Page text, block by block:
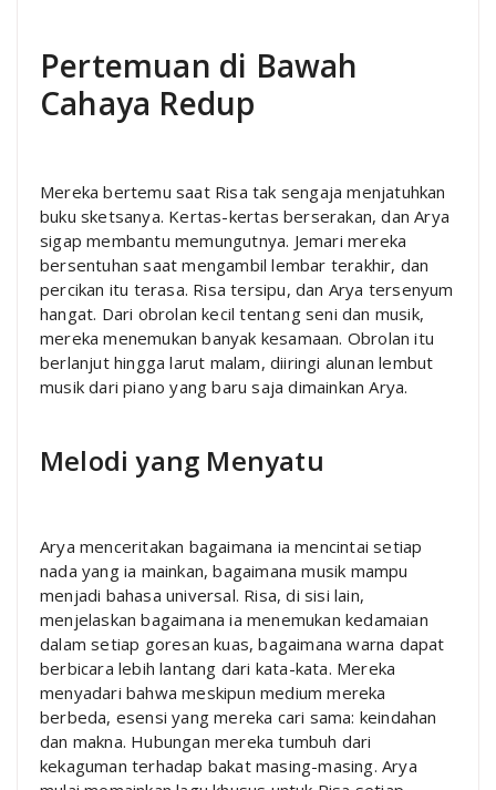
Pertemuan di Bawah
Cahaya Redup
Mereka bertemu saat Risa tak sengaja menjatuhkan
buku sketsanya. Kertas-kertas berserakan, dan Arya
sigap membantu memungutnya. Jemari mereka
bersentuhan saat mengambil lembar terakhir, dan
percikan itu terasa. Risa tersipu, dan Arya tersenyum
hangat. Dari obrolan kecil tentang seni dan musik,
mereka menemukan banyak kesamaan. Obrolan itu
berlanjut hingga larut malam, diiringi alunan lembut
musik dari piano yang baru saja dimainkan Arya.
Melodi yang Menyatu
Arya menceritakan bagaimana ia mencintai setiap
nada yang ia mainkan, bagaimana musik mampu
menjadi bahasa universal. Risa, di sisi lain,
menjelaskan bagaimana ia menemukan kedamaian
dalam setiap goresan kuas, bagaimana warna dapat
berbicara lebih lantang dari kata-kata. Mereka
menyadari bahwa meskipun medium mereka
berbeda, esensi yang mereka cari sama: keindahan
dan makna. Hubungan mereka tumbuh dari
kekaguman terhadap bakat masing-masing. Arya